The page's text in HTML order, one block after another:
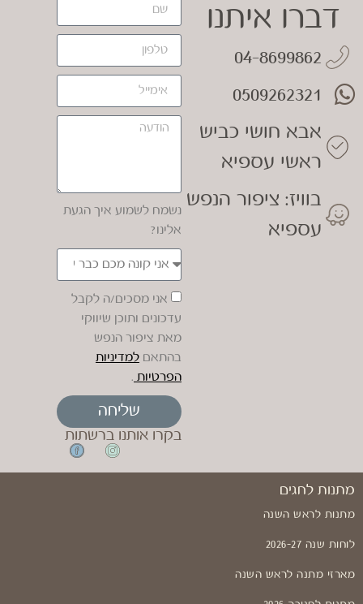
דברו איתנו
04-8699862
0509262321
אבא חושי כביש
ראשי עספיא
בוויז: ציפור הנפש
עספיא
נשמח לשמוע איך הגעת
אלינו?
אני מסכים/ה לקבל
עדכונים ותוכן שיווקי
מאת ציפור הנפש
בהתאם למדיניות
הפרטיות .
שליחה
בקרו אותנו ברשתות
מתנות לחגים
מתנות לראש השנה
לוחות שנה 2026-27
מארזי מתנה לראש השנה